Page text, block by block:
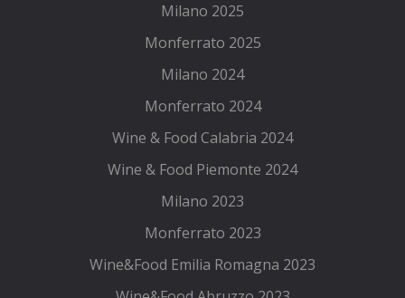
Milano 2025
Monferrato 2025
Milano 2024
Monferrato 2024
Wine & Food Calabria 2024
Wine & Food Piemonte 2024
Milano 2023
Monferrato 2023
Wine&Food Emilia Romagna 2023